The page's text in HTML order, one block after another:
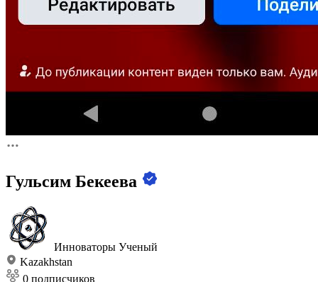
Гульсим Бекеева
Инноваторы Ученый
Kazakhstan
0 подписчиков